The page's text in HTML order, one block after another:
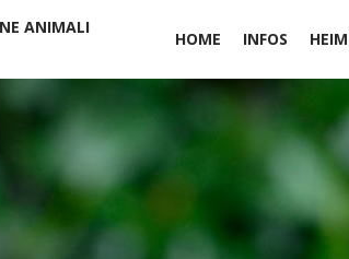
ANIMALI
HOME INFOS HEIM